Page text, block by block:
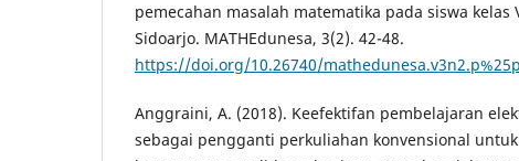
pemecahan masalah matematika pada siswa kelas
Sidoarjo. MATHEdunesa, 3(2). 42-48.
https://doi.org/10.26740/mathedunesa.v3n2.p%25p
Anggraini, A. (2018). Keefektifan pembelajaran
sebagai pengganti perkuliahan konvensional